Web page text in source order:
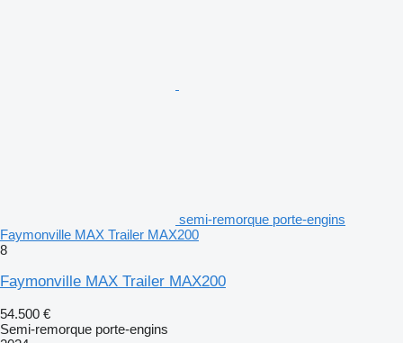
semi-remorque porte-engins
Faymonville MAX Trailer MAX200
8
Faymonville MAX Trailer MAX200
54.500 €
Semi-remorque porte-engins